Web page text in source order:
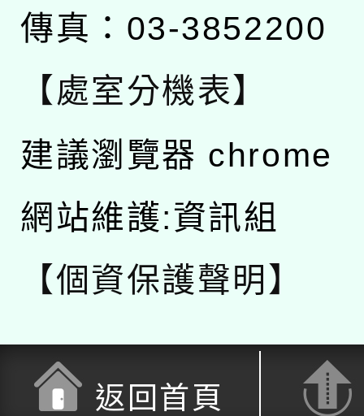
傳真：03-3852200
【處室分機表】
建議瀏覽器 chrome
網站維護:資訊組
【個資保護聲明】
返回首頁